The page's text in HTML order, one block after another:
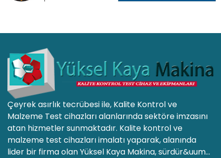
Çeyrek asırlık tecrübesi ile, Kalite Kontrol ve
Malzeme Test cihazları alanlarında sektöre imzasını
atan hizmetler sunmaktadır. Kalite kontrol ve
malzeme test cihazları imalatı yaparak, alanında
lider bir firma olan Yüksel Kaya Makina, sürdür&uum...